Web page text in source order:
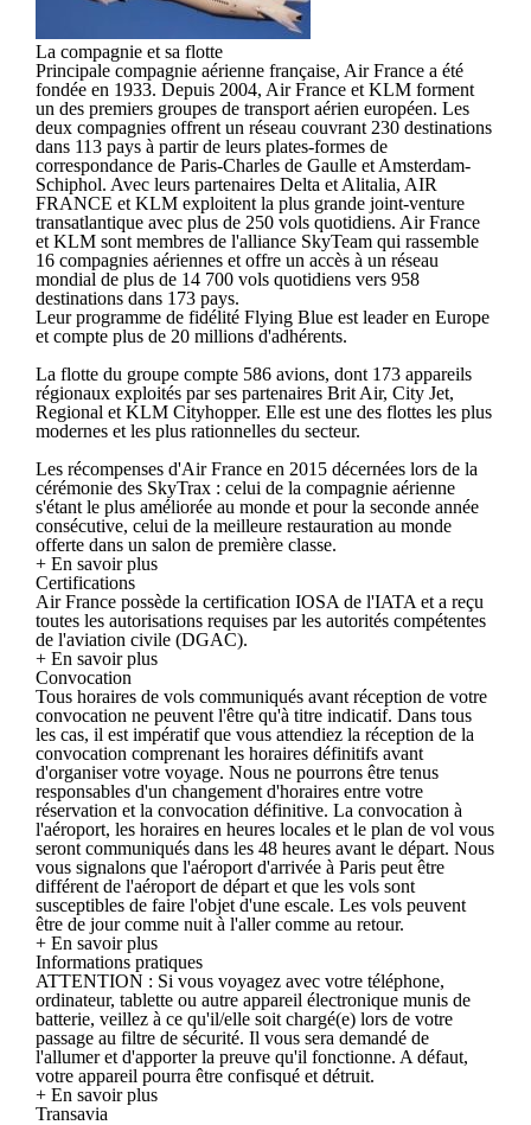
La compagnie et sa flotte
Principale compagnie aérienne française, Air France a été
fondée en 1933. Depuis 2004, Air France et KLM forment
un des premiers groupes de transport aérien européen. Les
deux compagnies offrent un réseau couvrant 230 destinations
dans 113 pays à partir de leurs plates-formes de
correspondance de Paris-Charles de Gaulle et Amsterdam-
Schiphol. Avec leurs partenaires Delta et Alitalia, AIR
FRANCE et KLM exploitent la plus grande joint-venture
transatlantique avec plus de 250 vols quotidiens. Air France
et KLM sont membres de l'alliance SkyTeam qui rassemble
16 compagnies aériennes et offre un accès à un réseau
mondial de plus de 14 700 vols quotidiens vers 958
destinations dans 173 pays.
Leur programme de fidélité Flying Blue est leader en Europe
et compte plus de 20 millions d'adhérents.
La flotte du groupe compte 586 avions, dont 173 appareils
régionaux exploités par ses partenaires Brit Air, City Jet,
Regional et KLM Cityhopper. Elle est une des flottes les plus
modernes et les plus rationnelles du secteur.
Les récompenses d'Air France en 2015 décernées lors de la
cérémonie des SkyTrax : celui de la compagnie aérienne
s'étant le plus améliorée au monde et pour la seconde année
consécutive, celui de la meilleure restauration au monde
offerte dans un salon de première classe.
+ En savoir plus
Certifications
Air France possède la certification IOSA de l'IATA et a reçu
toutes les autorisations requises par les autorités compétentes
de l'aviation civile (DGAC).
+ En savoir plus
Convocation
Tous horaires de vols communiqués avant réception de votre
convocation ne peuvent l'être qu'à titre indicatif. Dans tous
les cas, il est impératif que vous attendiez la réception de la
convocation comprenant les horaires définitifs avant
d'organiser votre voyage. Nous ne pourrons être tenus
responsables d'un changement d'horaires entre votre
réservation et la convocation définitive. La convocation à
l'aéroport, les horaires en heures locales et le plan de vol vous
seront communiqués dans les 48 heures avant le départ. Nous
vous signalons que l'aéroport d'arrivée à Paris peut être
différent de l'aéroport de départ et que les vols sont
susceptibles de faire l'objet d'une escale. Les vols peuvent
être de jour comme nuit à l'aller comme au retour.
+ En savoir plus
Informations pratiques
ATTENTION : Si vous voyagez avec votre téléphone,
ordinateur, tablette ou autre appareil électronique munis de
batterie, veillez à ce qu'il/elle soit chargé(e) lors de votre
passage au filtre de sécurité. Il vous sera demandé de
l'allumer et d'apporter la preuve qu'il fonctionne. A défaut,
votre appareil pourra être confisqué et détruit.
+ En savoir plus
Transavia